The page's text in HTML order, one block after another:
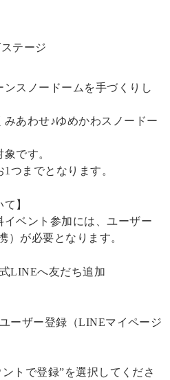
テージ
スノードームを手づくりし
あわせ♪ゆめかわスノードー
です。
つまでとなります。
】
ベント参加には、ユーザー
）が必要となります。
LINEへ友だち追加
ーザー登録（LINEマイページ
トで登録”を選択してくださ